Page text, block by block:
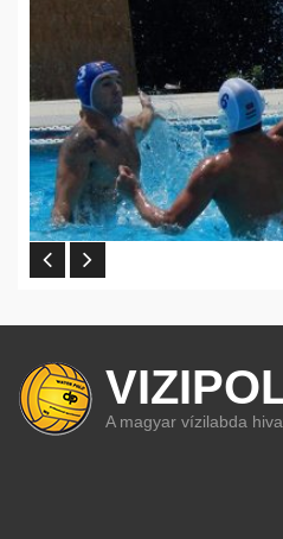
A magyar vízilabda